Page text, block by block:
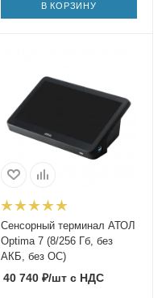
В КОРЗИНУ
Сенсорный терминал АТОЛ
Optima 7 (8/256 Гб, без
АКБ, без ОС)
40 740₽/штс НДС